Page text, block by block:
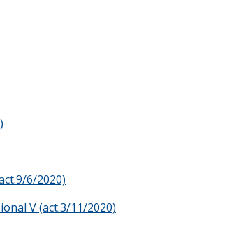
6/2020)
V (act.3/11/2020)